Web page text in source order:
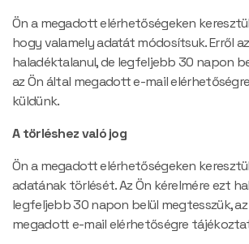
Ön a megadott elérhetőségeken
hogy valamely adatát módosítsuk. Erről
haladéktalanul, de legfeljebb 30 napon
az Ön által megadott e-mail
küldünk.
A törléshez való jog
Ön a megadott elérhetőségeken
adatának törlését. Az Ön kérelmére ezt
legfeljebb 30 napon belül megtesszük,
megadott e-mail elérhetőségre